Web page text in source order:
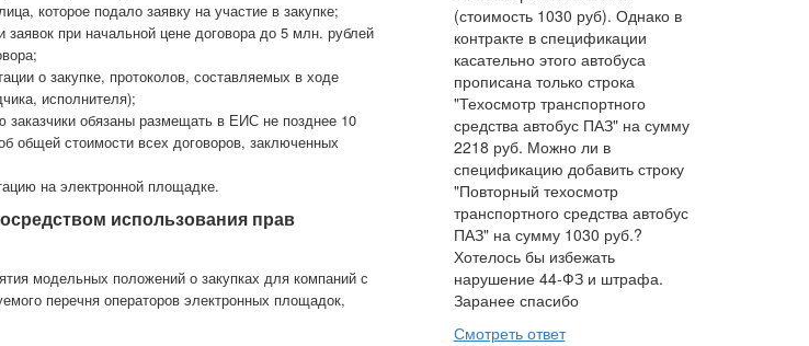
которое подало заявку на участие в закупке;
заявок при начальной цене договора до 5 млн. рублей
о закупке, протоколов, составляемых в ходе
исполнителя);
заказчики обязаны размещать в ЕИС не позднее 10
общей стоимости всех договоров, заключенных
на электронной площадке.
использования прав
модельных положений о закупках для компаний с
перечня операторов электронных площадок,
(стоимость 1030 руб). Однако в
контракте в спецификации
касательно этого автобуса
прописана только строка
"Техосмотр транспортного
средства автобус ПАЗ" на сумму
2218 руб. Можно ли в
спецификацию добавить строку
"Повторный техосмотр
транспортного средства автобус
ПАЗ" на сумму 1030 руб.?
Хотелось бы избежать
нарушение 44-ФЗ и штрафа.
Заранее спасибо
Смотреть ответ